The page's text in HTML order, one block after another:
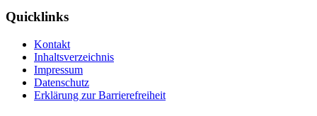
Quicklinks
Kontakt
Inhaltsverzeichnis
Impressum
Datenschutz
Erklärung zur Barrierefreiheit